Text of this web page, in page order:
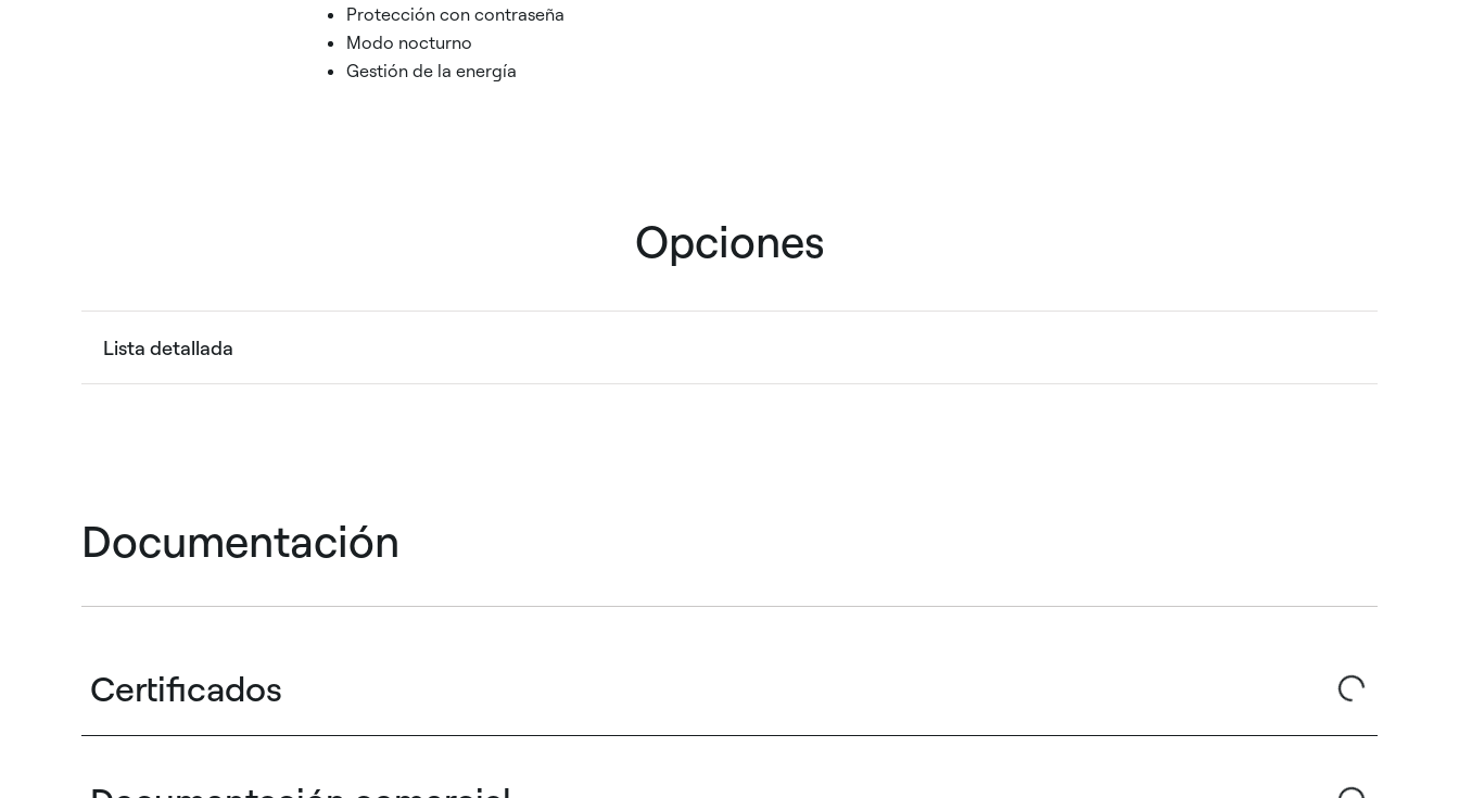
Protección con contraseña
Modo nocturno
Gestión de la energía
Opciones
Lista detallada
Documentación
Certificados